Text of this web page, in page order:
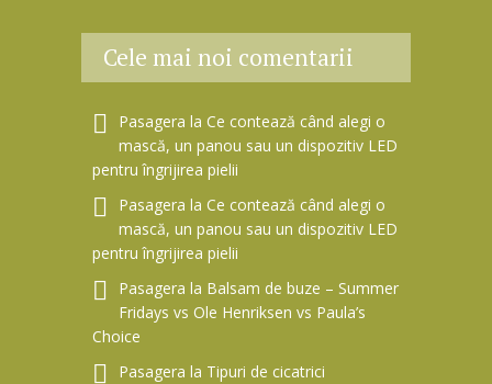
Cele mai noi comentarii
Pasagera la Ce contează când alegi o
mască, un panou sau un dispozitiv LED
pentru îngrijirea pielii
Pasagera la Ce contează când alegi o
mască, un panou sau un dispozitiv LED
pentru îngrijirea pielii
Pasagera la Balsam de buze – Summer
Fridays vs Ole Henriksen vs Paula’s
Choice
Pasagera la Tipuri de cicatrici